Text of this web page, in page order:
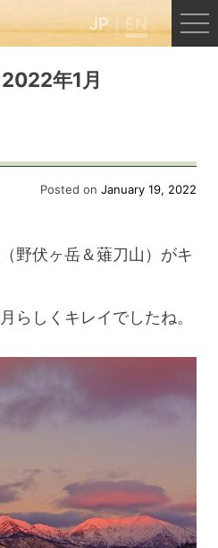
JP EN
年1月
Posted on January 19, 2022
野伏ヶ岳＆薙刀山）がキ
らしくキレイでしたね。